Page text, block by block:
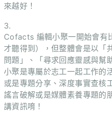
來越好！
3.
Cofacts 編輯小聚一開始會有
才聽得到），但整體會是以「
問題」、「尋求回應靈感與幫
小聚是專屬於志工一起工作的
或是專題分享、深度事實查核
謠言破解或是媒體素養專題的
講資訊唷！